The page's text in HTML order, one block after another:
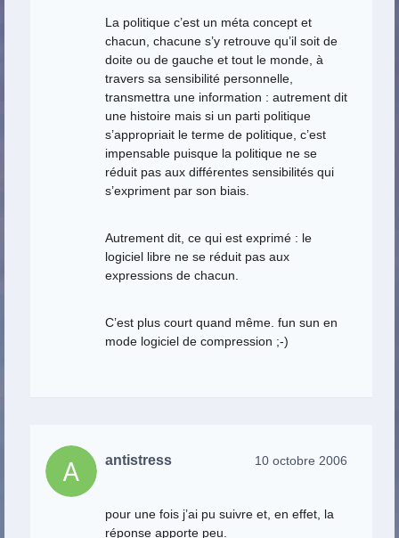
La politique c’est un méta concept et
chacun, chacune s’y retrouve qu’il soit de
doite ou de gauche et tout le monde, à
travers sa sensibilité personnelle,
transmettra une information : autrement dit
une histoire mais si un parti politique
s’appropriait le terme de politique, c’est
impensable puisque la politique ne se
réduit pas aux différentes sensibilités qui
s’expriment par son biais.
Autrement dit, ce qui est exprimé : le
logiciel libre ne se réduit pas aux
expressions de chacun.
C’est plus court quand même. fun sun en
mode logiciel de compression ;-)
antistress 10 octobre 2006
pour une fois j’ai pu suivre et, en effet, la
réponse apporte peu.